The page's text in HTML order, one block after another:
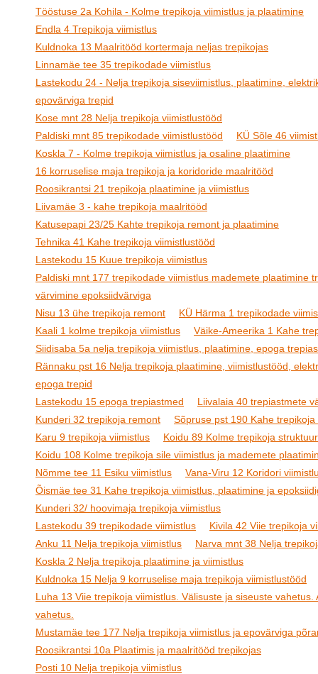
Tööstuse 2a Kohila - Kolme trepikoja viimistlus ja plaatimine
Endla 4 Trepikoja viimistlus
Kuldnoka 13 Maalritööd kortermaja neljas trepikojas
Linnamäe tee 35 trepikodade viimistlus
Lastekodu 24 - Nelja trepikoja siseviimistlus, plaatimine,
epovärviga trepid
Kose mnt 28 Nelja trepikoja viimistlustööd
Paldiski mnt 85 trepikodade viimistlustööd
KÜ Sõle 46
Koskla 7 - Kolme trepikoja viimistlus ja osaline plaatimine
16 korruselise maja trepikoja ja koridoride maalritööd
Roosikrantsi 21 trepikoja plaatimine ja viimistlus
Liivamäe 3 - kahe trepikoja maalritööd
Katusepapi 23/25 Kahte trepikoja remont ja plaatimine
Tehnika 41 Kahe trepikoja viimistlustööd
Lastekodu 15 Kuue trepikoja viimistlus
Paldiski mnt 177 trepikodade viimistlus mademete plaatimine
värvimine epoksiidvärviga
Nisu 13 ühe trepikoja remont
KÜ Härma 1 trepikodade
Kaali 1 kolme trepikoja viimistlus
Väike-Ameerika 1 Kahe
Siidisaba 5a nelja trepikoja viimistlus, plaatimine, epoga
Rännaku pst 16 Nelja trepikoja plaatimine, viimistlustööd,
epoga trepid
Lastekodu 15 epoga trepiastmed
Liivalaia 40 trepiastmete
Kunderi 32 trepikoja remont
Sõpruse pst 190 Kahe
Karu 9 trepikoja viimistlus
Koidu 89 Kolme trepikoja
Koidu 108 Kolme trepikoja sile viimistlus ja mademete
Nõmme tee 11 Esiku viimistlus
Vana-Viru 12 Koridori
Õismäe tee 31 Kahe trepikoja viimistlus, plaatimine ja
Kunderi 32/ hoovimaja trepikoja viimistlus
Lastekodu 39 trepikodade viimistlus
Kivila 42 Viie trepikoja
Anku 11 Nelja trepikoja viimistlus
Narva mnt 38 Nelja
Koskla 2 Nelja trepikoja plaatimine ja viimistlus
Kuldnoka 15 Nelja 9 korruselise maja trepikoja viimistlustööd
Luha 13 Viie trepikoja viimistlus. Välisuste ja siseuste vahetus.
vahetus.
Mustamäe tee 177 Nelja trepikoja viimistlus ja epovärviga
Roosikrantsi 10a Plaatimis ja maalritööd trepikojas
Posti 10 Nelja trepikoja viimistlus